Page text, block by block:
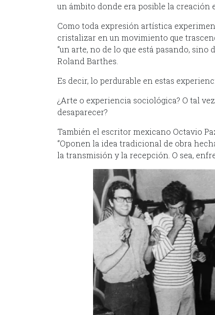
un ámbito donde era posible la creación
Como toda expresión artística
cristalizar en un movimiento que
“un arte, no de lo que está pasando, sino
Roland Barthes.
Es decir, lo perdurable en estas
¿Arte o experiencia sociológica? O tal
desaparecer?
También el escritor mexicano Octavio
“Oponen la idea tradicional de obra
la transmisión y la recepción. O sea,